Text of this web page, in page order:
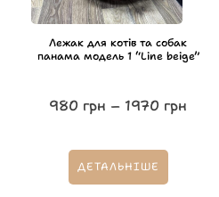
Лежак для котів та собак
панама модель 1 “Line beige”
980 грн – 1970 грн
ДЕТАЛЬНІШЕ